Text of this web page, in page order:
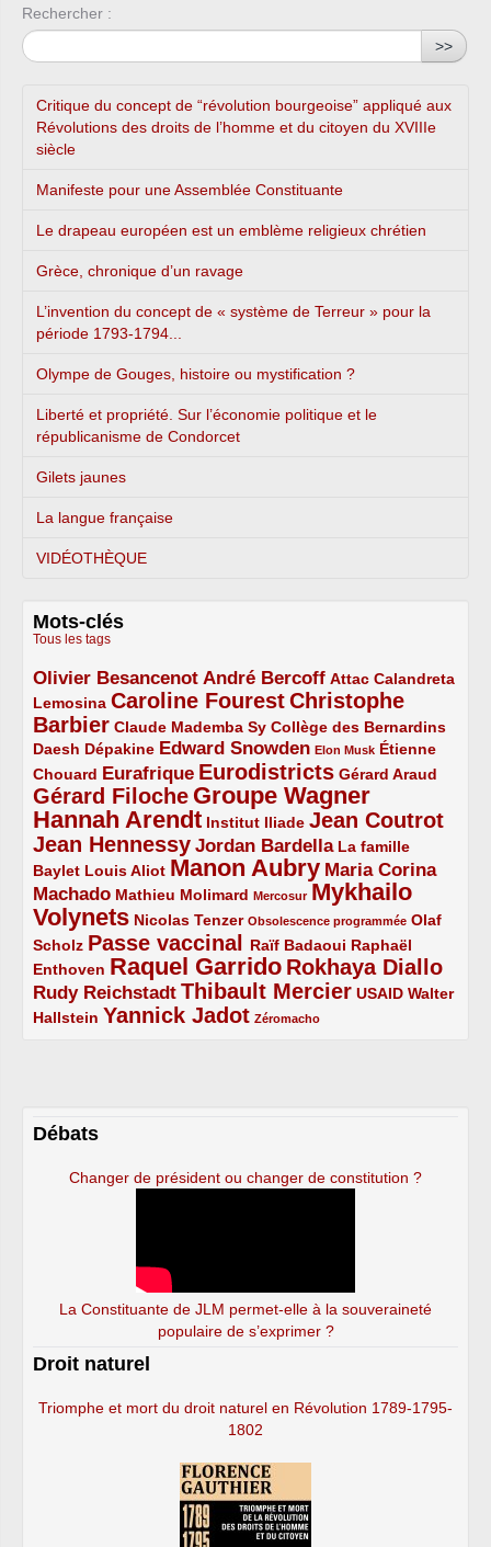
Rechercher :
>>
Critique du concept de “révolution bourgeoise” appliqué aux
Révolutions des droits de l’homme et du citoyen du XVIIIe
siècle
Manifeste pour une Assemblée Constituante
Le drapeau européen est un emblème religieux chrétien
Grèce, chronique d’un ravage
L’invention du concept de « système de Terreur » pour la
période 1793-1794...
Olympe de Gouges, histoire ou mystification ?
Liberté et propriété. Sur l’économie politique et le
républicanisme de Condorcet
Gilets jaunes
La langue française
VIDÉOTHÈQUE
Mots-clés
Tous les tags
Olivier Besancenot
3/5 André Bercoff
3/5 Attac
2/5
Calandreta
Lemosina
2/5 Caroline Fourest
4/5
Christophe
Barbier
4/5 Claude Mademba Sy
2/5 Collège des Bernardins
2/5
Daesh
2/5 Dépakine
2/5 Edward Snowden
3/5 Elon Musk
1/5
Étienne
Chouard
2/5 Eurafrique
3/5 Eurodistricts
4/5 Gérard Araud
2/5
Gérard Filoche
4/5 Groupe Wagner
5/5
Hannah Arendt
5/5 Institut Iliade
2/5 Jean Coutrot
4/5
Jean Hennessy
4/5 Jordan Bardella
3/5
La famille
Baylet
2/5 Louis Aliot
2/5 Manon Aubry
5/5
Maria Corina
Machado
3/5 Mathieu Molimard
2/5 Mercosur
1/5
Mykhailo
Volynets
5/5 Nicolas Tenzer
2/5 Obsolescence programmée
1/5
Olaf
Scholz
2/5 Passe vaccinal
4/5 Raïf Badaoui
2/5
Raphaël
Enthoven
2/5 Raquel Garrido
5/5 Rokhaya Diallo
4/5
Rudy Reichstadt
3/5 Thibault Mercier
4/5 USAID
2/5
Walter
Hallstein
2/5 Yannick Jadot
4/5 Zéromacho
1/5
Débats
Changer de président ou changer de constitution ?
La Constituante de JLM permet-elle à la souveraineté
populaire de s’exprimer ?
Droit naturel
Triomphe et mort du droit naturel en Révolution 1789-1795-
1802